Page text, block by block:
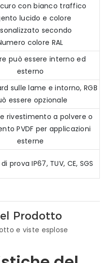
con bianco traffico
lucido e colore
secondo
colore RAL
può essere interno ed
esterno
sulle lame e intorno, RGB
essere opzionale
rivestimento a polvere o
PVDF per applicazioni
esterne
prova IP67, TUV, CE, SGS
Prodotto
e viste esplose